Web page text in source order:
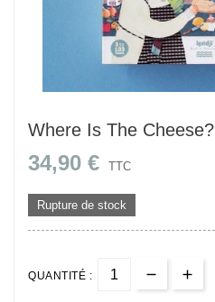
Where Is The Cheese?
34,90 € TTC
Rupture de stock
QUANTITÉ :